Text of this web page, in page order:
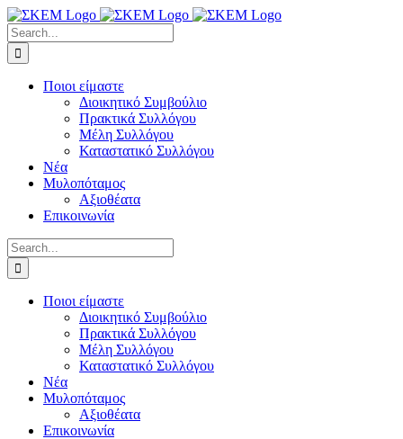
Skip
to
content
Search
for:
Ποιοι είμαστε
Διοικητικό Συμβούλιο
Πρακτικά Συλλόγου
Μέλη Συλλόγου
Καταστατικό Συλλόγου
Νέα
Μυλοπόταμος
Αξιοθέατα
Επικοινωνία
Search
for:
Ποιοι είμαστε
Διοικητικό Συμβούλιο
Πρακτικά Συλλόγου
Μέλη Συλλόγου
Καταστατικό Συλλόγου
Νέα
Μυλοπόταμος
Αξιοθέατα
Επικοινωνία